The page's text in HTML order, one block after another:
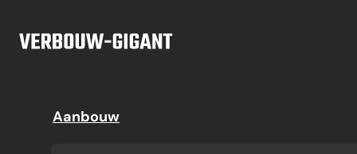
Aanbouw
Aanbouw